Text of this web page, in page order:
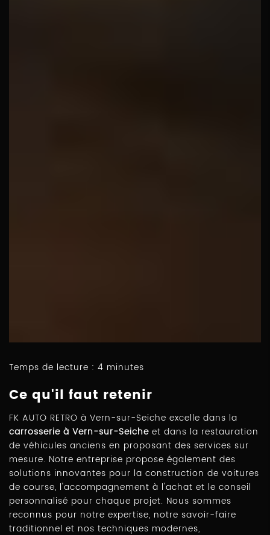
Temps de lecture : 4 minutes
Ce qu'il faut retenir
FK AUTO RETRO à Vern-sur-Seiche excelle dans la
carrosserie à Vern-sur-Seiche et dans la restauration
de véhicules anciens en proposant des services sur
mesure. Notre entreprise propose également des
solutions innovantes pour la construction de voitures
de course, l'accompagnement à l'achat et le conseil
personnalisé pour chaque projet. Nous sommes
reconnus pour notre expertise, notre savoir-faire
traditionnel et nos techniques modernes,